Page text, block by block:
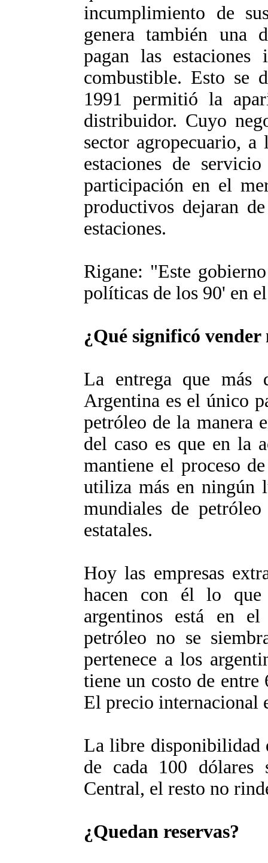
incumplimiento de
genera también una
pagan las estaciones
combustible. Esto se
1991 permitió la
distribuidor. Cuyo
sector agropecuario,
estaciones de
participación en el
productivos dejaran
estaciones.
Rigane: "Este
políticas de los 90' en
¿Qué significó vender
La entrega que más
Argentina es el único
petróleo de la manera
del caso es que en la
mantiene el proceso
utiliza más en ningún
mundiales de
estatales.
Hoy las empresas
hacen con él lo
argentinos está en
petróleo no se
pertenece a los
tiene un costo de entre
El precio internacional
La libre disponibilidad
de cada 100
Central, el resto no
¿Quedan reservas?